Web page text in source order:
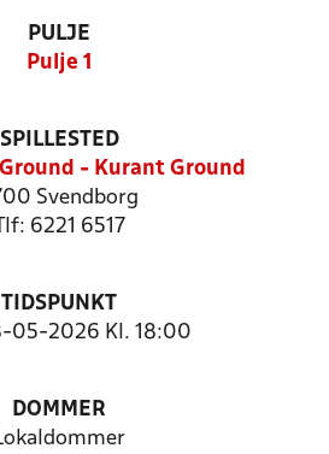
PULJE
Pulje 1
SPILLESTED
- Kurant Ground
Svendborg
Tlf: 6221 6517
TIDSPUNKT
05-2026 Kl. 18:00
DOMMER